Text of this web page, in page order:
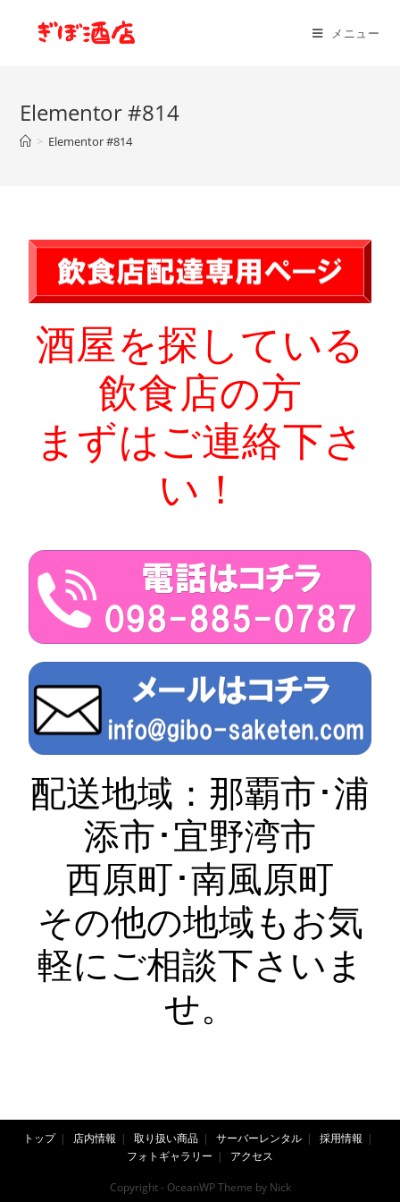
メニュー
Elementor #814
> Elementor #814
酒屋を探している
飲食店の方
まずはご連絡下さ
い！
配送地域：那覇市･浦
添市･宜野湾市
西原町･南風原町
その他の地域もお気
軽にご相談下さいま
せ。
トップ 店内情報 取り扱い商品 サーバーレンタル
採用情報
フォトギャラリー
アクセス
Copyright - OceanWP Theme by Nick